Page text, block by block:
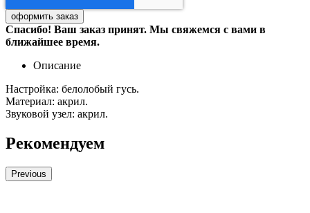
Спасибо! Ваш заказ принят. Мы свяжемся с вами в
ближайшее время.
Описание
Настройка: белолобый гусь.
Материал: акрил.
Звуковой узел: акрил.
Рекомендуем
Previous